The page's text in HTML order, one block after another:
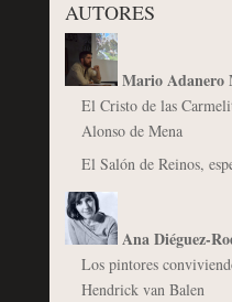
AUTORES
Mario Adanero
El Cristo de las
Alonso de Mena
El Salón de Reinos,
Ana Diéguez-
Los pintores
Hendrick van Balen